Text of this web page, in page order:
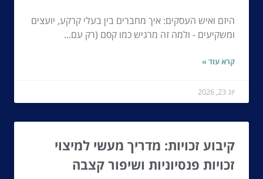
היזם ואיש העסקים: איך מחברים בין בעלי קרקע, יועצים
ומשקיעים - ולמה זה מרגיש כמו קסם (רק עם...
קרא עוד »
יונ 23, 2026
קיבוע זכויות: מדריך מעשי למיצוי
זכויות פנסיוניות ושיפור קצבה